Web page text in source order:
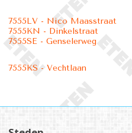
7555LV - Nico Maasstraat
7555KN - Dinkelstraat
7555SE - Genselerweg
7555KS - Vechtlaan